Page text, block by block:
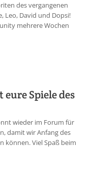
des vergangenen
Leo, David und Dopsi!
mehrere Wochen
Spiele des
wieder im Forum für
damit wir Anfang des
können. Viel Spaß beim